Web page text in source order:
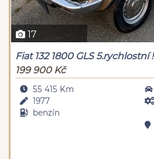
17
Fiat 132 1800 GLS 5.rychlostní !
199 900 Kč
55 415 Km
1977
benzín